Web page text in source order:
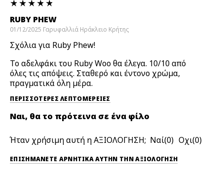
RUBY PHEW
01/12/2025 Γαρυφαλλιά Ηράκλειο Κρήτης
Σχόλια για Ruby Phew!
Το αδελφάκι του Ruby Woo θα έλεγα. 10/10 από
όλες τις απόψεις. Σταθερό και έντονο χρώμα,
πραγματικά όλη μέρα.
ΠΕΡΙΣΣΌΤΕΡΕΣ ΛΕΠΤΟΜΈΡΕΙΕΣ
Ναι, θα το πρότεινα σε ένα φίλο
Ήταν χρήσιμη αυτή η ΑΞΙΟΛΟΓΗΣΗ; 0 0
ΕΠΙΣΗΜΆΝΕΤΕ ΑΡΝΗΤΙΚΆ ΑΥΤΉΝ ΤΗΝ ΑΞΙΟΛΟΓΗΣΗ